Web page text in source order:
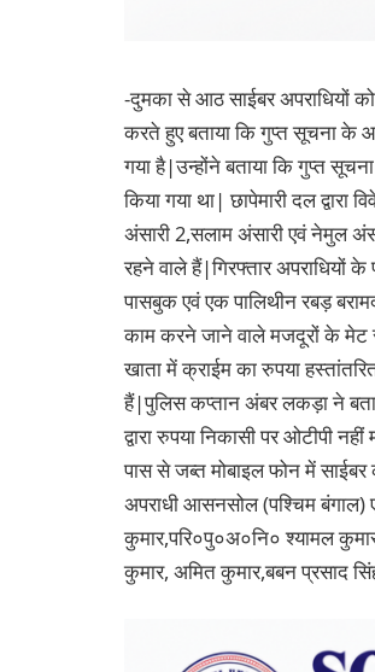
-दुमका से आठ साईबर अपराधियों
करते हुए बताया कि गुप्त सूचना के
गया है|उन्होंने बताया कि गुप्त
किया गया था| छापेमारी दल
अंसारी 2,सलाम अंसारी एवं नेमुल
रहने वाले हैं|गिरफ्तार अपराधियों
पासबुक एवं एक पालिथीन रबड़
काम करने जाने वाले मजदूरों के मेट
खाता में क्राईम का रुपया
हैं|पुलिस कप्तान अंबर लकड़ा ने
द्वारा रुपया निकासी पर ओटीपी
पास से जब्त मोबाइल फोन में
अपराधी आसनसोल (पश्चिम बंगाल)
कुमार,परि०पु०अ०नि० श्यामल
कुमार, अमित कुमार,बबन प्रसाद